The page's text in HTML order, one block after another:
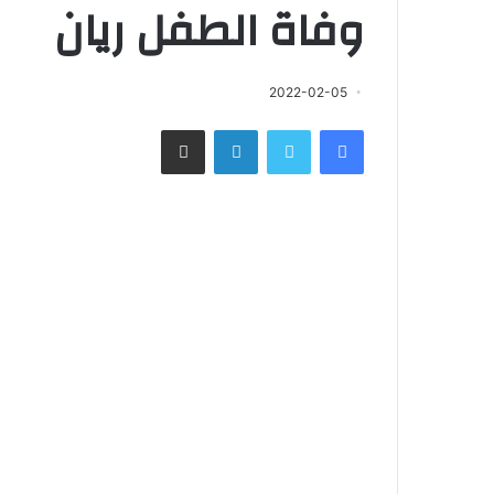
وفاة الطفل ريان
2022-02-05
فيسبوك تويتر لينكدإن مشاركة عبر البريد